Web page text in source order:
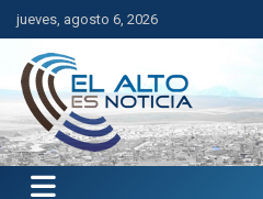
Saltar
al
contenido
jueves, agosto 6, 2026
El Alto es
Últimas noticias de El Alto, Bolivia